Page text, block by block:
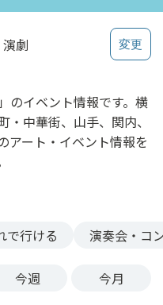
劇
のイベント情報です。横
中華街、山手、関内、
アート・イベント情報を
で行ける 演奏会・コ
今週 今月